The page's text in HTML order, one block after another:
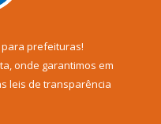
para prefeituras!
onde garantimos em
leis de transparência